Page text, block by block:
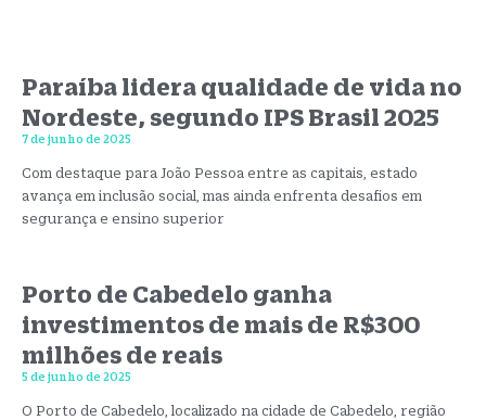
Paraíba lidera qualidade de vida no
Nordeste, segundo IPS Brasil 2025
7 de junho de 2025
Com destaque para João Pessoa entre as capitais, estado
avança em inclusão social, mas ainda enfrenta desafios em
segurança e ensino superior
Porto de Cabedelo ganha
investimentos de mais de R$300
milhões de reais
5 de junho de 2025
O Porto de Cabedelo, localizado na cidade de Cabedelo, região